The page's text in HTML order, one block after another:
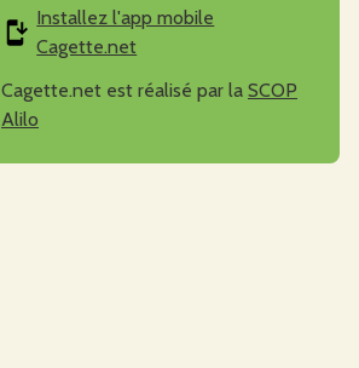
Installez l'app mobile
Cagette.net
Cagette.net est réalisé par la SCOP
Alilo